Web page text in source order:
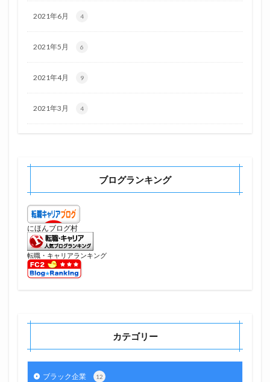
2021年6月 4
2021年5月 6
2021年4月 9
2021年3月 4
ブログランキング
にほんブログ村
転職・キャリアランキング
カテゴリー
ブラック企業 12